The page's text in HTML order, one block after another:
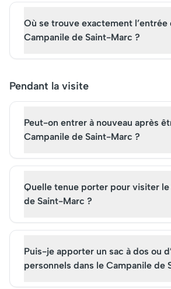
Où se trouve exactement l’entrée
Campanile de Saint-Marc ?
Pendant la visite
Peut-on entrer à nouveau après
Campanile de Saint-Marc ?
Quelle tenue porter pour visiter le
de Saint-Marc ?
Puis-je apporter un sac à dos ou
personnels dans le Campanile de